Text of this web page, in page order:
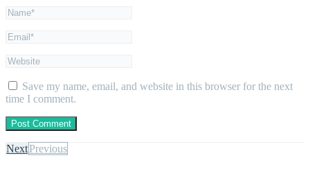
Save my name, email, and website in this browser for the next
time I comment.
NextPrevious